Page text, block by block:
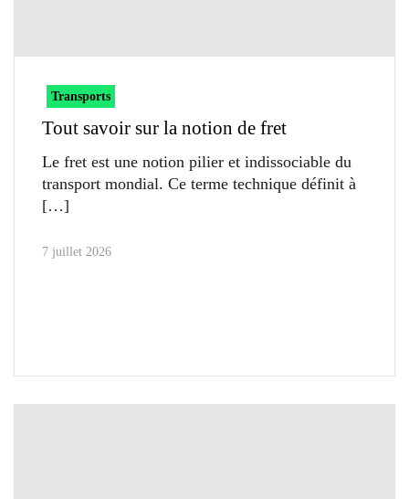
Transports
Tout savoir sur la notion de fret
Le fret est une notion pilier et indissociable du
transport mondial. Ce terme technique définit à
7 juillet 2026